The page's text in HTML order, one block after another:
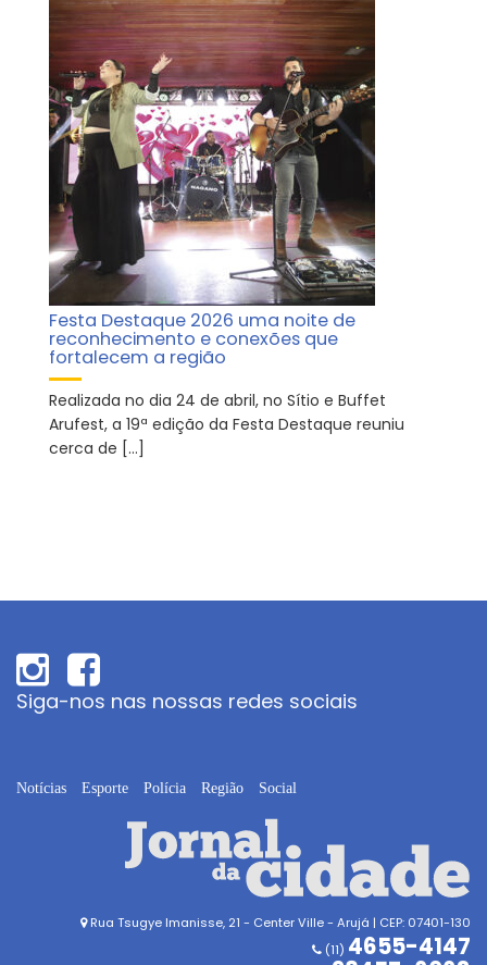
Festa Destaque 2026 uma noite de
reconhecimento e conexões que
fortalecem a região
Realizada no dia 24 de abril, no Sítio e Buffet
Arufest, a 19ª edição da Festa Destaque reuniu
cerca de […]
Siga-nos nas nossas redes sociais
Notícias Esporte Polícia Região Social
Rua Tsugye Imanisse, 21 - Center Ville - Arujá | CEP: 07401-130
(11) 4655-4147